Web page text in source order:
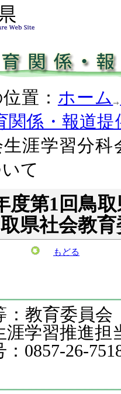
置： ホーム
関係・報道提
涯学習分
て
度第1回鳥
県社会教
もどる
：教育委員
涯学習推進
0857-26-